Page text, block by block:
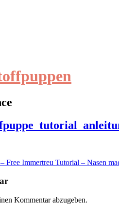
Free Immertreu Tutorial – Nasen
Kommentar abzugeben.